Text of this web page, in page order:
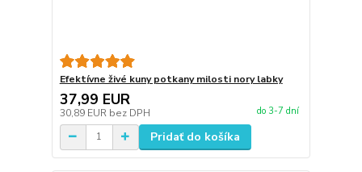
Efektívne živé kuny potkany milosti nory labky
37,99 EUR
30,89 EUR bez DPH do 3-7 dní
Pridať do košíka